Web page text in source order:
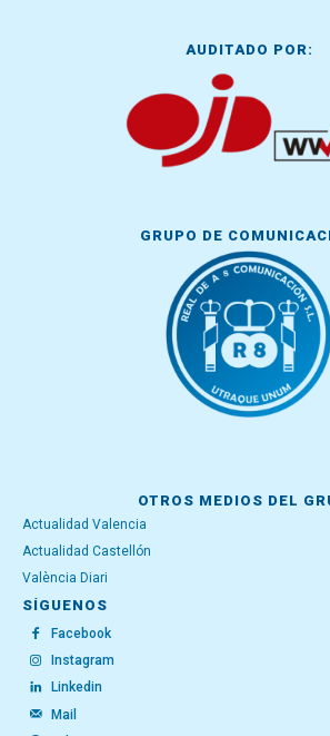
AUDITADO POR:
GRUPO DE
OTROS MEDIOS DEL
Actualidad Valencia
Actualidad Castellón
València Diari
SÍGUENOS
Facebook
Instagram
Linkedin
Mail